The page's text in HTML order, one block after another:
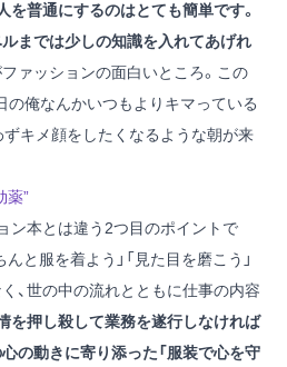
を普通にするのはとても簡単です。
までは少しの知識を入れてあげれ
ァッションの面白いところ。この
の俺なんかいつもよりキマっている
ずキメ顔をしたくなるような朝が来
薬”
ン本とは違う2つ目のポイントで
と服を着よう」「見た目を磨こう」
、世の中の流れとともに仕事の内容
を押し殺して業務を遂行しなければ
の動きに寄り添った「服装で心を守